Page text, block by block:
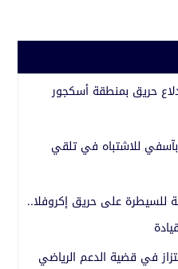
حريق بمنطقة أسكجور
للاشتباه في تلقي
للسيطرة على حريق إكروفلا..
في قضية الدعم الرياضي